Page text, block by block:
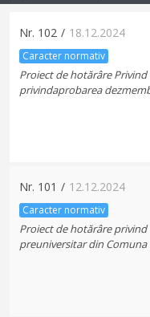
Nr. 102 / 18.12.2024
Caracter normativ
Proiect de hotărâre Privind
privindaprobarea
Nr. 101 / 12.12.2024
Caracter normativ
Proiect de hotărâre
preuniversitar din Comuna